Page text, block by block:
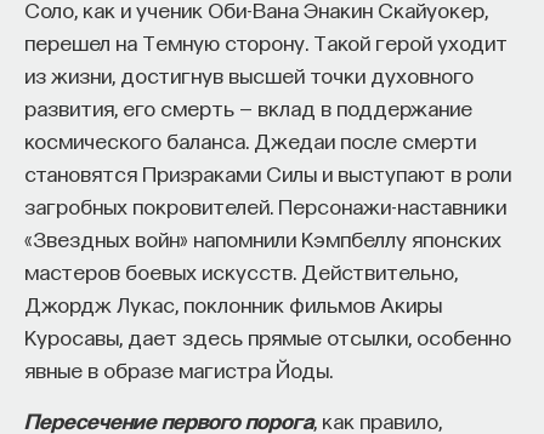
Соло, как и ученик Оби-Вана Энакин Скайуокер,
перешел на Темную сторону. Такой герой уходит
из жизни, достигнув высшей точки духовного
развития, его смерть — вклад в поддержание
космического баланса. Джедаи после смерти
становятся Призраками Силы и выступают в роли
загробных покровителей. Персонажи-наставники
«Звездных войн» напомнили Кэмпбеллу японских
мастеров боевых искусств. Действительно,
Джордж Лукас, поклонник фильмов Акиры
Куросавы, дает здесь прямые отсылки, особенно
явные в образе магистра Йоды.
Пересечение первого порога, как правило,